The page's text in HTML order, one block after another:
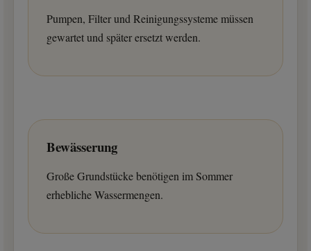
Pumpen, Filter und Reinigungssysteme müssen
gewartet und später ersetzt werden.
Bewässerung
Große Grundstücke benötigen im Sommer
erhebliche Wassermengen.